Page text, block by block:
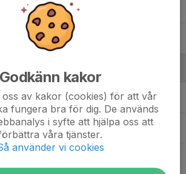
Ledare
Tränare
Godkänn kakor
oss av kakor (cookies) för att vår
fungera bra för dig. De används
i syfte att hjälpa oss att
våra tjänster.
använder vi cookies